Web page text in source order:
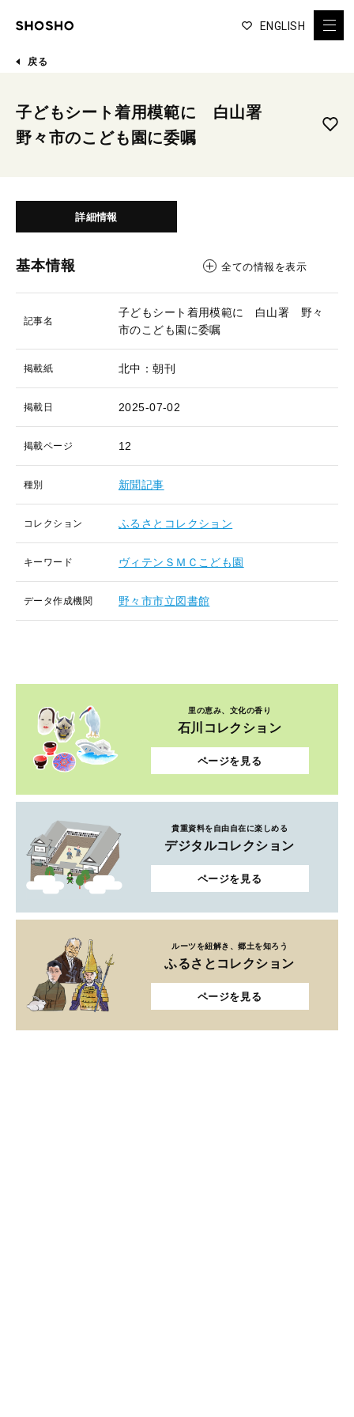
ENGLISH
戻る
子どもシート着用模範に 白山署
野々市のこども園に委嘱
詳細情報
基本情報 全ての情報を表示
記事名
子どもシート着用模範に 白山署 野々
市のこども園に委嘱
掲載紙 北中：朝刊
掲載日 2025-07-02
掲載ページ 12
種別 新聞記事
コレクション ふるさとコレクション
キーワード ヴィテンＳＭＣこども園
データ作成機関 野々市市立図書館
里の恵み、文化の香り
石川コレクション
ページを見る
貴重資料を自由自在に楽しめる
デジタルコレクション
ページを見る
ルーツを紐解き、郷土を知ろう
ふるさとコレクション
ページを見る